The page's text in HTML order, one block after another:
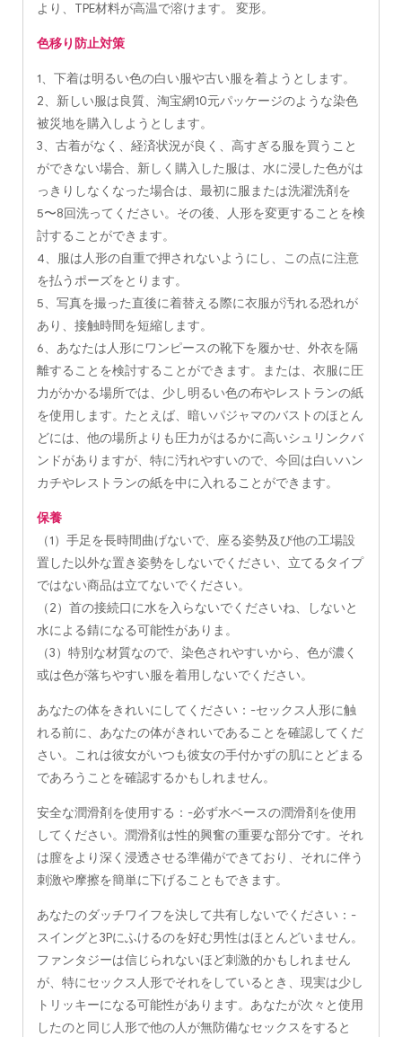
より、TPE材料が高温で溶けます。 変形。
色移り防止対策
1、下着は明るい色の白い服や古い服を着ようとします。
2、新しい服は良質、淘宝網10元パッケージのような染色
被災地を購入しようとします。
3、古着がなく、経済状況が良く、高すぎる服を買うこと
ができない場合、新しく購入した服は、水に浸した色がは
っきりしなくなった場合は、最初に服または洗濯洗剤を
5〜8回洗ってください。その後、人形を変更することを検
討することができます。
4、服は人形の自重で押されないようにし、この点に注意
を払うポーズをとります。
5、写真を撮った直後に着替える際に衣服が汚れる恐れが
あり、接触時間を短縮します。
6、あなたは人形にワンピースの靴下を履かせ、外衣を隔
離することを検討することができます。または、衣服に圧
力がかかる場所では、少し明るい色の布やレストランの紙
を使用します。たとえば、暗いパジャマのバストのほとん
どには、他の場所よりも圧力がはるかに高いシュリンクバ
ンドがありますが、特に汚れやすいので、今回は白いハン
カチやレストランの紙を中に入れることができます。
保養
（1）手足を長時間曲げないで、座る姿勢及び他の工場設
置した以外な置き姿勢をしないでください、立てるタイプ
ではない商品は立てないでください。
（2）首の接続口に水を入らないでくださいね、しないと
水による錆になる可能性がありま。
（3）特別な材質なので、染色されやすいから、色が濃く
或は色が落ちやすい服を着用しないでください。
あなたの体をきれいにしてください：-セックス人形に触
れる前に、あなたの体がきれいであることを確認してくだ
さい。これは彼女がいつも彼女の手付かずの肌にとどまる
であろうことを確認するかもしれません。
安全な潤滑剤を使用する：-必ず水ベースの潤滑剤を使用
してください。潤滑剤は性的興奮の重要な部分です。それ
は膣をより深く浸透させる準備ができており、それに伴う
刺激や摩擦を簡単に下げることもできます。
あなたのダッチワイフを決して共有しないでください：-
スイングと3Pにふけるのを好む男性はほとんどいません。
ファンタジーは信じられないほど刺激的かもしれません
が、特にセックス人形でそれをしているとき、現実は少し
トリッキーになる可能性があります。あなたが次々と使用
したのと同じ人形で他の人が無防備なセックスをすると